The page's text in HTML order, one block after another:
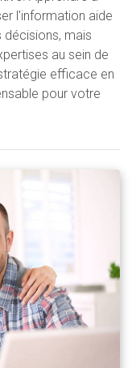
l'information aide
décisions, mais
au sein de
efficace en
pour votre